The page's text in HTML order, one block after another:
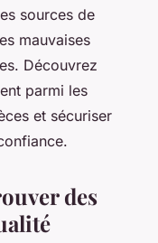
sources de
mauvaises
Découvrez
parmi les
et sécuriser
des